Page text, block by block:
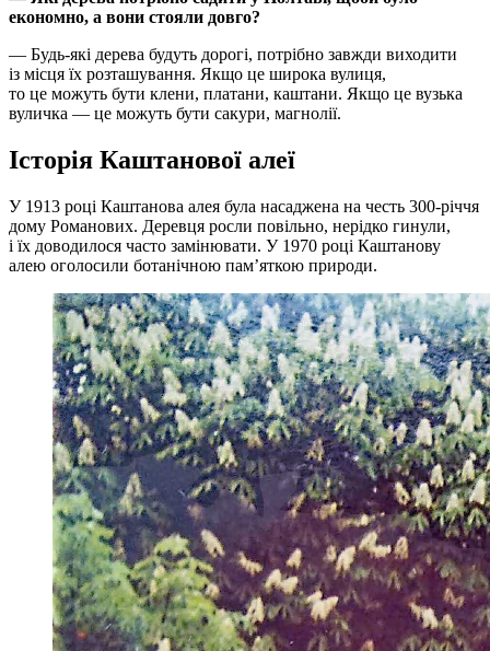
економно, а вони стояли довго?
— Будь-які дерева будуть дорогі, потрібно завжди виходити
із місця їх розташування. Якщо це широка вулиця,
то це можуть бути клени, платани, каштани. Якщо це вузька
вуличка — це можуть бути сакури, магнолії.
Історія Каштанової алеї
У 1913 році Каштанова алея була насаджена на честь 300-річчя
дому Романових. Деревця росли повільно, нерідко гинули,
і їх доводилося часто замінювати. У 1970 році Каштанову
алею оголосили ботанічною пам’яткою природи.